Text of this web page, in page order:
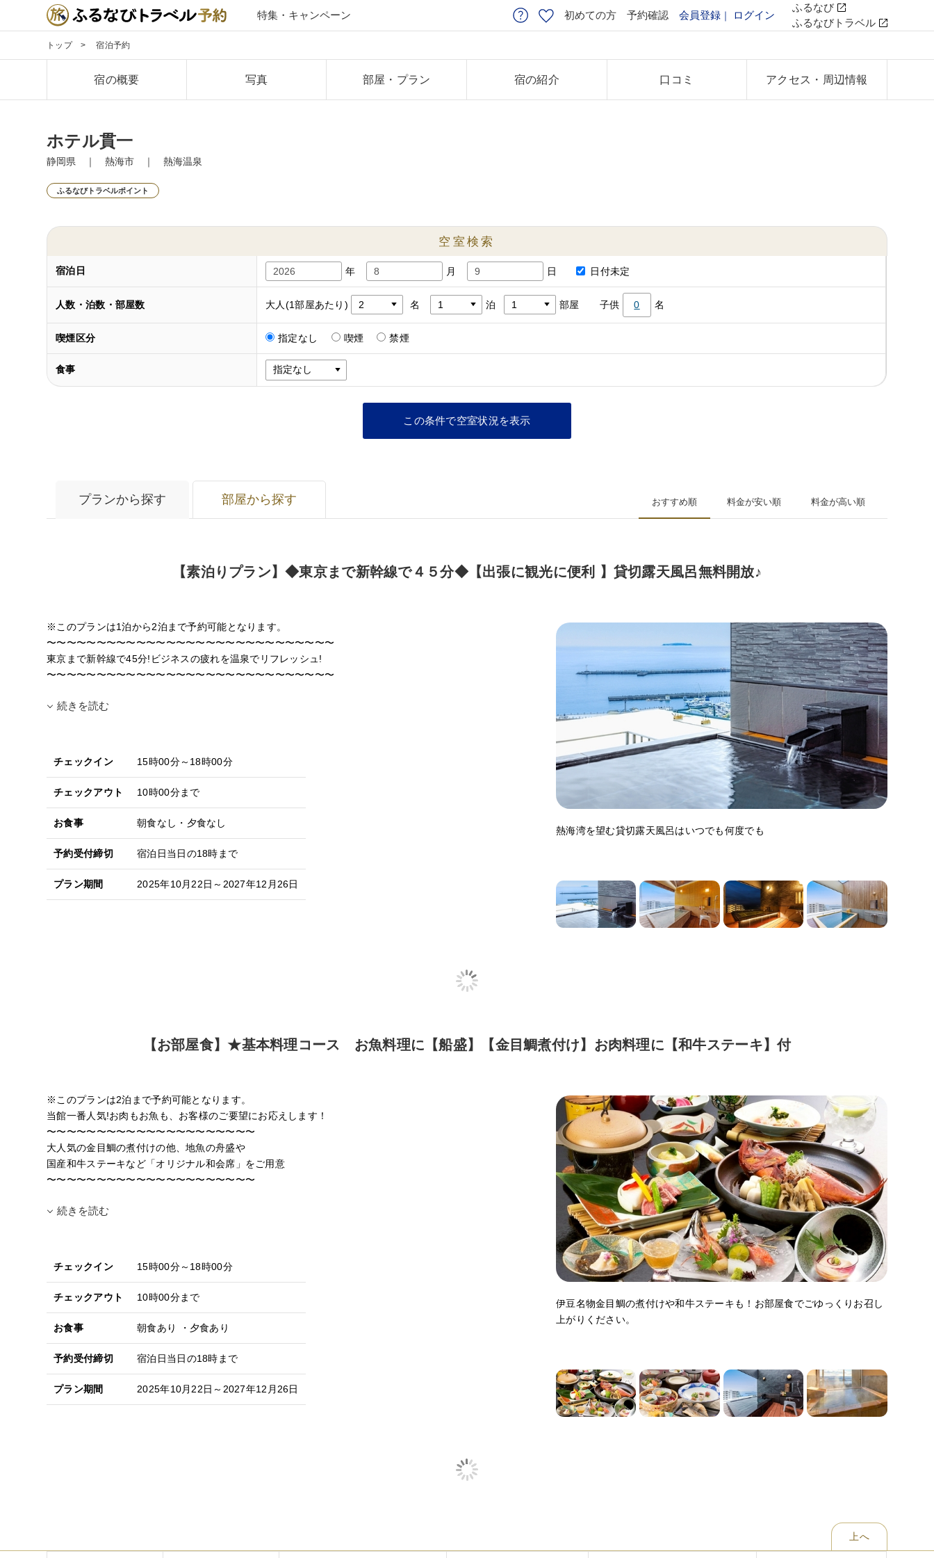
特集・キャンペーン 初めての方 予約確認 会員登録 ログイン
ふるなび
ふるなびトラベル
トップ 宿泊予約
宿の概要 写真 部屋・プラン 宿の紹介 口コミ アクセス ・周辺情報
ホテル貫一
静岡県 ｜ 熱海市 ｜ 熱海温泉
ふるなびトラベルポイント
空室検索
宿泊日 年 月 日 日付未定
人数・泊数・部屋数 大人(1部屋あたり) 名 泊 部屋 子供 0 名
喫煙区分 指定なし 喫煙 禁煙
食事
プランから探す 部屋から探す おすすめ順 料金が安い順 料金が高い順
【素泊りプラン】◆東京まで新幹線で４５分◆【出張に観光に便利 】貸切露天風呂無料開放♪
※このプランは1泊から2泊まで予約可能となります。
〜〜〜〜〜〜〜〜〜〜〜〜〜〜〜〜〜〜〜〜〜〜〜〜〜〜〜〜〜
東京まで新幹線で45分!ビジネスの疲れを温泉でリフレッシュ!
〜〜〜〜〜〜〜〜〜〜〜〜〜〜〜〜〜〜〜〜〜〜〜〜〜〜〜〜〜
続きを読む
チェックイン 15時00分～18時00分
チェックアウト 10時00分まで
お食事 朝食なし・夕食なし
予約受付締切 宿泊日当日の18時まで
プラン期間 2025年10月22日～2027年12月26日
熱海湾を望む貸切露天風呂はいつでも何度でも
【お部屋食】★基本料理コース お魚料理に【船盛】【金目鯛煮付け】お肉料理に【和牛ステーキ】付
※このプランは2泊まで予約可能となります。
当館一番人気!お肉もお魚も、お客様のご要望にお応えします！
〜〜〜〜〜〜〜〜〜〜〜〜〜〜〜〜〜〜〜〜〜
大人気の金目鯛の煮付けの他、地魚の舟盛や
国産和牛ステーキなど「オリジナル和会席」をご用意
〜〜〜〜〜〜〜〜〜〜〜〜〜〜〜〜〜〜〜〜〜
続きを読む
チェックイン 15時00分～18時00分
チェックアウト 10時00分まで
お食事 朝食あり ・夕食あり
予約受付締切 宿泊日当日の18時まで
プラン期間 2025年10月22日～2027年12月26日
伊豆名物金目鯛の煮付けや和牛ステーキも！お部屋食でごゆっくりお召し
上がりください。
上へ